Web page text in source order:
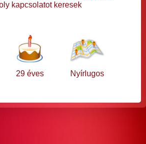
kapcsolatot keresek
29 éves Nyírlugos